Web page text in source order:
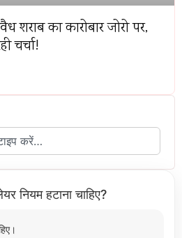
शराब का कारोबार जोरो पर,
चर्चा!
नियम हटाना चाहिए?